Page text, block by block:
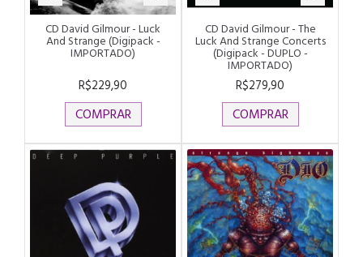
CD David Gilmour - Luck
And Strange (Digipack -
IMPORTADO)
R$229,90
COMPRAR
CD David Gilmour - The
Luck And Strange Concerts
(Digipack - DUPLO -
IMPORTADO)
R$279,90
COMPRAR